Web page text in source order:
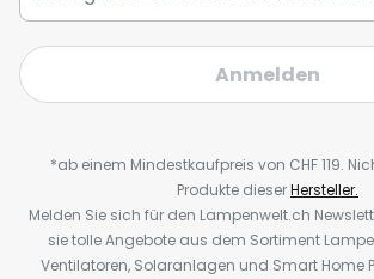
Anmelden
*ab einem Mindestkaufpreis von CHF 119.
Produkte dieserHersteller.
Melden Sie sich für den Lampenwelt.ch
sie tolle Angebote aus dem Sortiment
Ventilatoren, Solaranlagen und Smart Home